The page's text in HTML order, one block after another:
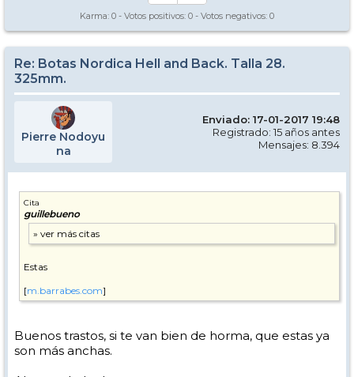
Karma: 0 - Votos positivos: 0 - Votos negativos: 0
Re: Botas Nordica Hell and Back. Talla 28.
325mm.
Pierre Nodoyu
na
Enviado: 17-01-2017 19:48
Registrado: 15 años antes
Mensajes: 8.394
Cita
guillebueno
Estas
[m.barrabes.com]
Buenos trastos, si te van bien de horma, que estas ya
son más anchas.